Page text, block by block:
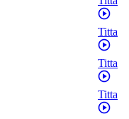
Titta
Titta
Titta